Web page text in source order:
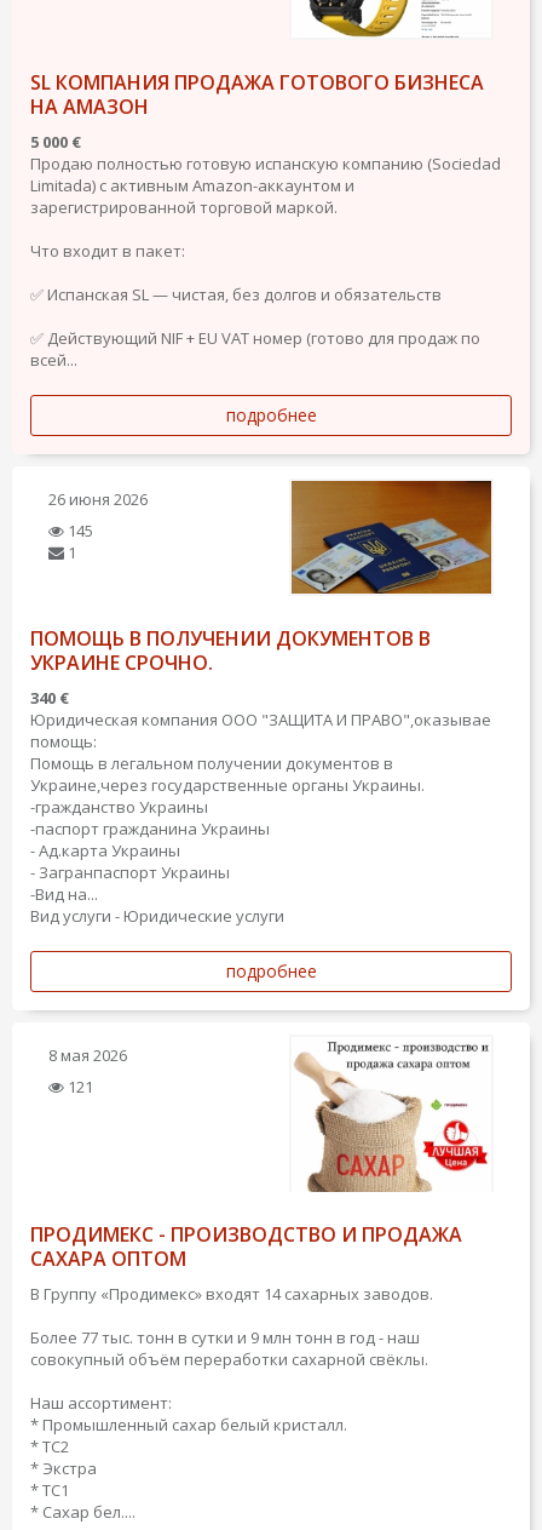
SL КОМПАНИЯ ПРОДАЖА ГОТОВОГО БИЗНЕСА
НА АМАЗОН
5 000 €
Продаю полностью готовую испанскую компанию (Sociedad
Limitada) с активным Amazon-аккаунтом и
зарегистрированной торговой маркой.
Что входит в пакет:
✅ Испанская SL — чистая, без долгов и обязательств
✅ Действующий NIF + EU VAT номер (готово для продаж по
всей...
подробнее
26 июня 2026
145
1
ПОМОЩЬ В ПОЛУЧЕНИИ ДОКУМЕНТОВ В
УКРАИНЕ СРОЧНО.
340 €
Юридическая компания ООО "ЗАЩИТА И ПРАВО",оказывае
помощь:
Помощь в легальном получении документов в
Украине,через государственные органы Украины.
-гражданство Украины
-паспорт гражданина Украины
- Ад.карта Украины
- Загранпаспорт Украины
-Вид на...
Вид услуги - Юридические услуги
подробнее
8 мая 2026
121
ПРОДИМЕКС - ПРОИЗВОДСТВО И ПРОДАЖА
САХАРА ОПТОМ
В Группу «Продимекс» входят 14 сахарных заводов.
Более 77 тыс. тонн в сутки и 9 млн тонн в год - наш
совокупный объём переработки сахарной свёклы.
Наш ассортимент:
* Промышленный сахар белый кристалл.
* ТС2
* Экстра
* ТС1
* Сахар бел....